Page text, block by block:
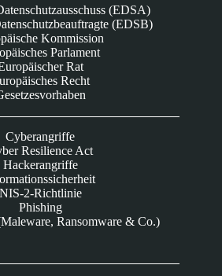
(EDSA)
(EDSB)
Kommission
Parlament
Rat
Recht
Cyberangriffe
Resilience Act
Hackerangriffe
NIS-2-Richtlinie
Phishing
Ransomware & Co.)